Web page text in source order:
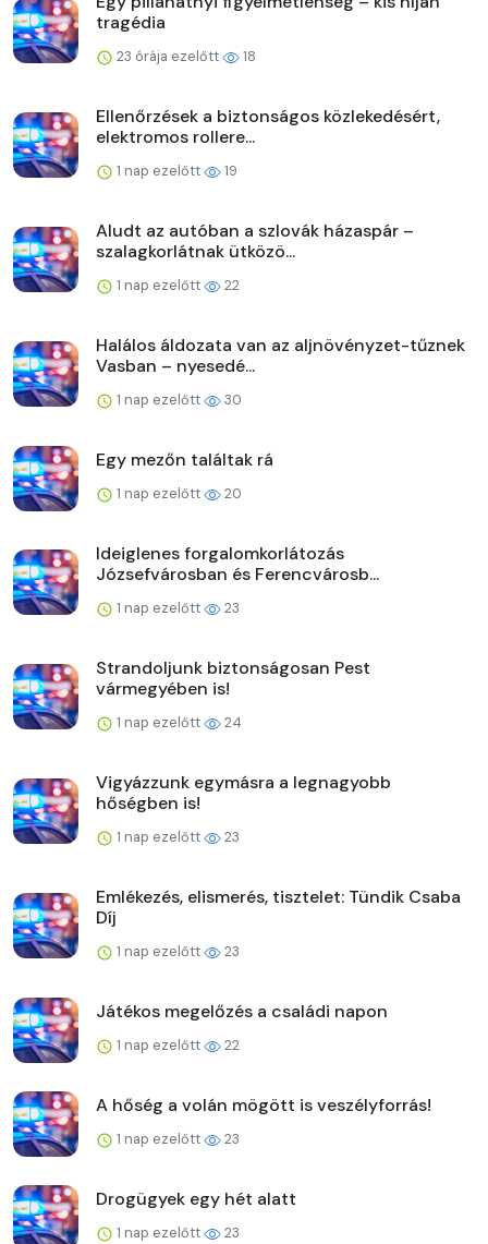
tragédia
23 órája ezelőtt 18
Ellenőrzések a biztonságos közlekedésért,
elektromos rollere...
1 nap ezelőtt 19
Aludt az autóban a szlovák házaspár –
szalagkorlátnak ütközö...
1 nap ezelőtt 22
Halálos áldozata van az aljnövényzet-tűznek
Vasban – nyesedé...
1 nap ezelőtt 30
Egy mezőn találtak rá
1 nap ezelőtt 20
Ideiglenes forgalomkorlátozás
Józsefvárosban és Ferencvárosb...
1 nap ezelőtt 23
Strandoljunk biztonságosan Pest
vármegyében is!
1 nap ezelőtt 24
Vigyázzunk egymásra a legnagyobb
hőségben is!
1 nap ezelőtt 23
Emlékezés, elismerés, tisztelet: Tündik Csaba
Díj
1 nap ezelőtt 23
Játékos megelőzés a családi napon
1 nap ezelőtt 22
A hőség a volán mögött is veszélyforrás!
1 nap ezelőtt 23
Drogügyek egy hét alatt
1 nap ezelőtt 23